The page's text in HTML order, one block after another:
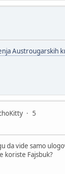
Austrougarskih
5
da vide samo
koriste Fajsbuk?